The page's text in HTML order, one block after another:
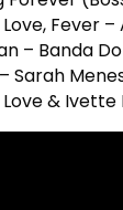
Fever –
– Banda
Sarah
& Ivette